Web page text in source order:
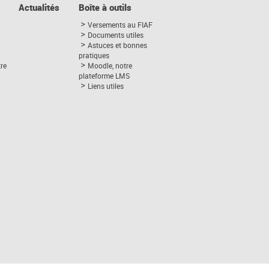
Actualités Boîte à outils
Versements au FIAF
Documents utiles
Astuces et bonnes
pratiques
Moodle, notre
plateforme LMS
Liens utiles